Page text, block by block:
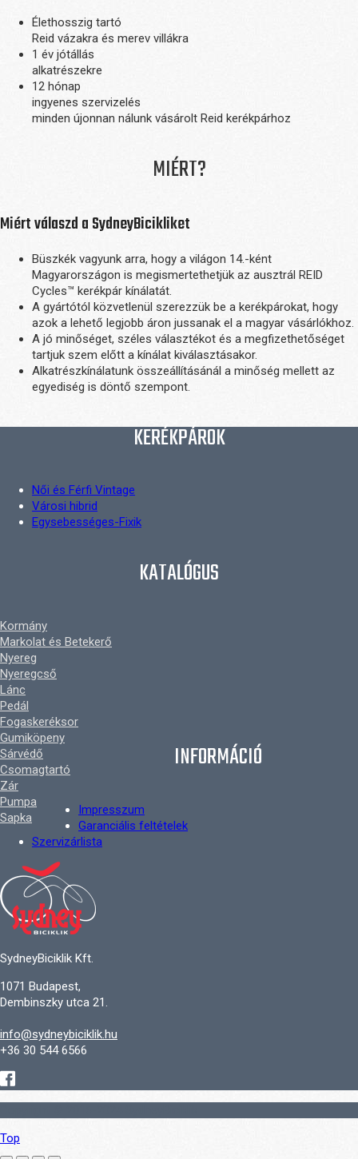
Élethosszig tartó
Reid vázakra és merev villákra
1 év jótállás
alkatrészekre
12 hónap
ingyenes szervizelés
minden újonnan nálunk vásárolt Reid kerékpárhoz
MIÉRT?
Miért válaszd a SydneyBicikliket
Büszkék vagyunk arra, hogy a világon 14.-ként
Magyarországon is megismertethetjük az ausztrál REID
Cycles™ kerékpár kínálatát.
A gyártótól közvetlenül szerezzük be a kerékpárokat, hogy
azok a lehető legjobb áron jussanak el a magyar vásárlókhoz.
A jó minőséget, széles választékot és a megfizethetőséget
tartjuk szem előtt a kínálat kiválasztásakor.
Alkatrészkínálatunk összeállításánál a minőség mellett az
egyediség is döntő szempont.
KERÉKPÁROK
Női és Férfi Vintage
Városi hibrid
Egysebességes-Fixik
KATALÓGUS
Kormány
Markolat és Betekerő
Nyereg
Nyeregcső
Lánc
Pedál
Fogaskeréksor
Gumiköpeny
Sárvédő
Csomagtartó
Zár
Pumpa
Sapka
INFORMÁCIÓ
Impresszum
Garanciális feltételek
Szervizárlista
SydneyBiciklik Kft.
1071 Budapest,
Dembinszky utca 21.
info@sydneybiciklik.hu
+36 30 544 6566
Top